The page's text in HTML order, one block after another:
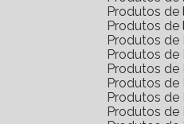
Produtos
Produtos
Produtos
Produtos
Produtos
Produtos
Produtos
Produtos